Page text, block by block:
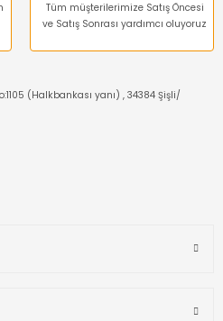
Tüm müşterilerimize Satış Öncesi
ve Satış Sonrası yardımcı oluyoruz
(Halkbankası yanı) , 34384 Şişli/